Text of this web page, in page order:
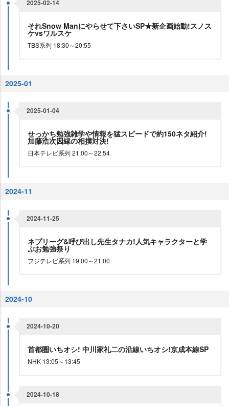
2025-02-14
それSnow Manにやらせて下さいSP★新企画始動!スノス
ケvsワルスケ
TBS系列 18:30～20:55
2025-01
2025-01-04
せっかち勉強雑学や情報を猛スピードで約150ネタ紹介!
加藤浩次因縁の相撲対決!
日本テレビ系列 21:00～22:54
2024-11
2024-11-25
ネプリーグ&呼び出し先生タナカ!人気キャラクターと学
ぶお勉強祭り
フジテレビ系列 19:00～21:00
2024-10
2024-10-20
首都圏いちオシ! 中川家礼二の沿線いちオシ!京成本線SP
NHK 13:05～13:45
2024-10-18